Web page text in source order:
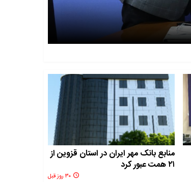
منابع بانک مهر ایران در استان قزوین از
۲۱ همت عبور کرد
۳۰ روز قبل